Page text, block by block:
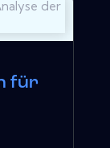
für